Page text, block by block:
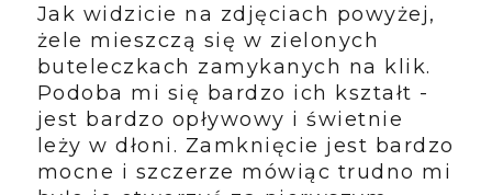
Jak widzicie na zdjęciach powyżej,
żele mieszczą się w zielonych
buteleczkach zamykanych na klik.
Podoba mi się bardzo ich kształt -
jest bardzo opływowy i świetnie
leży w dłoni. Zamknięcie jest bardzo
mocne i szczerze mówiąc trudno mi